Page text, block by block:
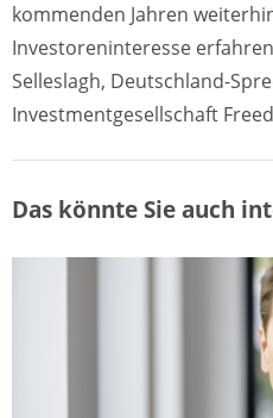
kommenden Jahren
Investoreninteresse
Selleslagh, Deutschland-
Investmentgesellschaft
Das könnte Sie auch